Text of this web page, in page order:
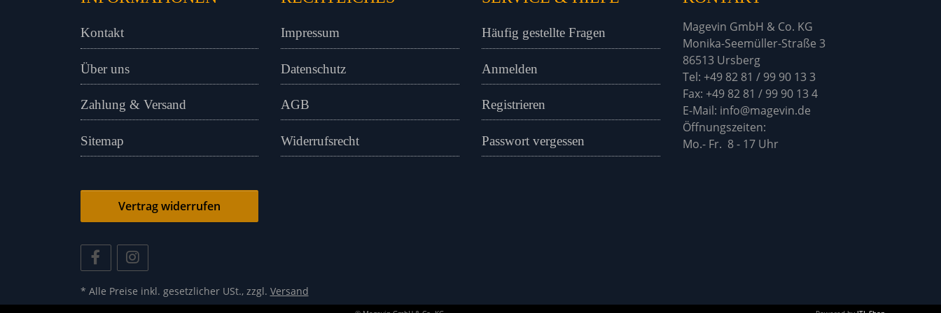
Kontakt
Über uns
Zahlung & Versand
Sitemap
Impressum
Datenschutz
AGB
Widerrufsrecht
Häufig gestellte Fragen
Anmelden
Registrieren
Passwort vergessen
Magevin GmbH & Co. KG
Monika-Seemüller-Straße 3
86513 Ursberg
Tel: +49 82 81 / 99 90 13 3
Fax: +49 82 81 / 99 90 13 4
E-Mail: info@magevin.de
Mo.- Fr. 8 - 17 Uhr
Vertrag widerrufen
* Alle Preise inkl. gesetzlicher USt., zzgl. Versand